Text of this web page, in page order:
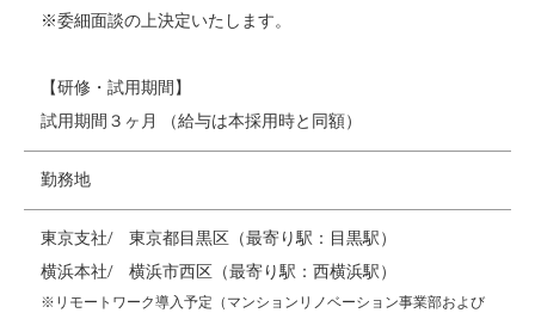
※委細面談の上決定いたします。
【研修・試用期間】
試用期間３ヶ月 （給与は本採用時と同額）
勤務地
東京支社/ 東京都目黒区（最寄り駅：目黒駅）
横浜本社/ 横浜市西区（最寄り駅：西横浜駅）
※リモートワーク導入予定（マンションリノベーション事業部および